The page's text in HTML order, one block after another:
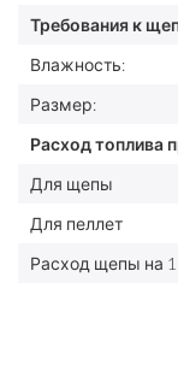
Требования к
Влажность:
Размер:
Расход топлива
Для щепы
Для пеллет
Расход щепы на 1